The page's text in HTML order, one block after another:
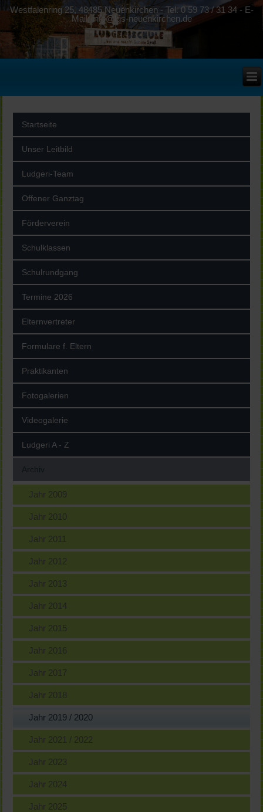
Westfalenring 25, 48485 Neuenkirchen - Tel. 0 59 73 / 31 34 - E-
Mail: info@lgs-neuenkirchen.de
Startseite
Unser Leitbild
Ludgeri-Team
Offener Ganztag
Förderverein
Schulklassen
Schulrundgang
Termine 2026
Elternvertreter
Formulare f. Eltern
Praktikanten
Fotogalerien
Videogalerie
Ludgeri A - Z
Jahr 2009
Jahr 2010
Jahr 2011
Jahr 2012
Jahr 2013
Jahr 2014
Jahr 2015
Jahr 2016
Jahr 2017
Jahr 2018
Jahr 2019 / 2020
Jahr 2021 / 2022
Jahr 2023
Jahr 2024
Jahr 2025